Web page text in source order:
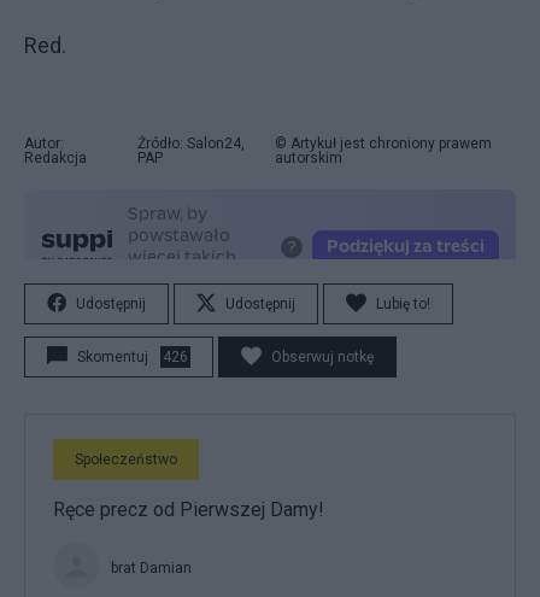
Red.
Autor:
Redakcja
Źródło: Salon24,
PAP
© Artykuł jest chroniony prawem
autorskim
Udostępnij Udostępnij Lubię to!
Skomentuj 426 Obserwuj notkę
Społeczeństwo
Ręce precz od Pierwszej Damy!
brat Damian